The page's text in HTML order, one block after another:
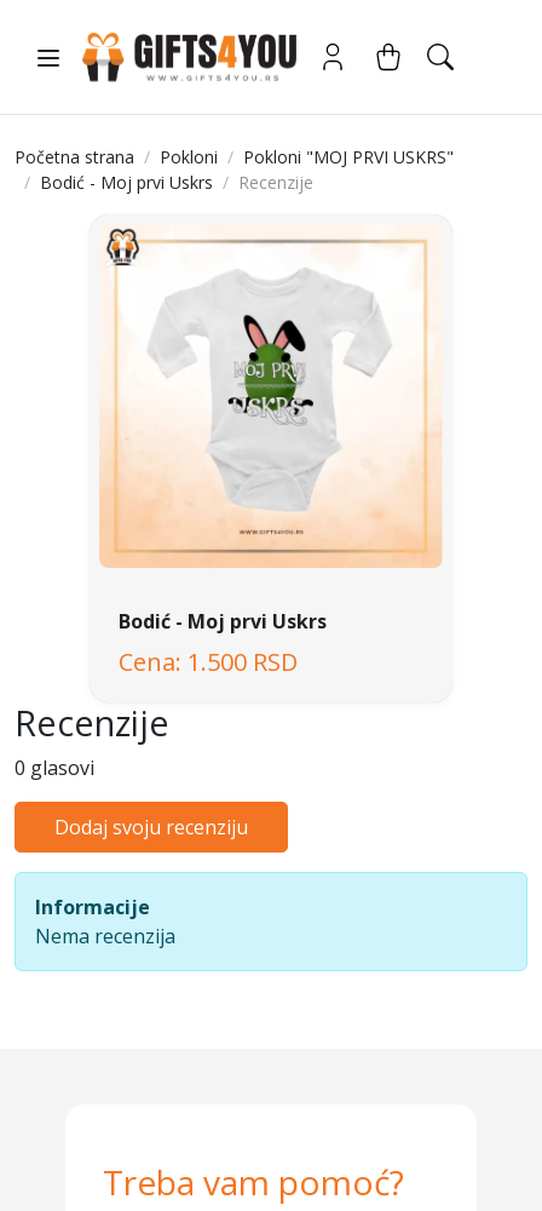
Početna strana Pokloni
Pokloni "MOJ PRVI USKRS"
Bodić - Moj prvi Uskrs
Recenzije
Bodić - Moj prvi Uskrs
1.500 RSD
Recenzije
0 glasovi
Dodaj svoju recenziju
Informacije
Nema recenzija
Treba vam pomoć?